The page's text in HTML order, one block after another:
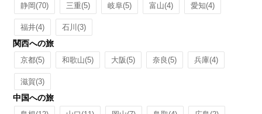
静岡(70) 三重(5) 岐阜(5) 富山(4) 愛知(4)
福井(4) 石川(3)
関西への旅
京都(5) 和歌山(5) 大阪(5) 奈良(5) 兵庫(4)
滋賀(3)
中国への旅